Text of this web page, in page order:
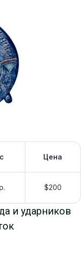
Цена
$200
и ударников